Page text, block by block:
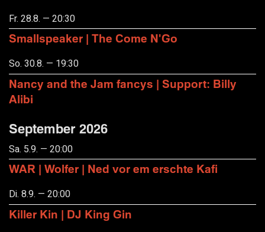
Fr. 28.8. — 20:30
Smallspeaker | The Come N'Go
So. 30.8. — 19:30
Nancy and the Jam fancys | Support: Billy
Alibi
September 2026
Sa. 5.9. — 20:00
WAR | Wolfer | Ned vor em erschte Kafi
Di. 8.9. — 20:00
Killer Kin | DJ King Gin